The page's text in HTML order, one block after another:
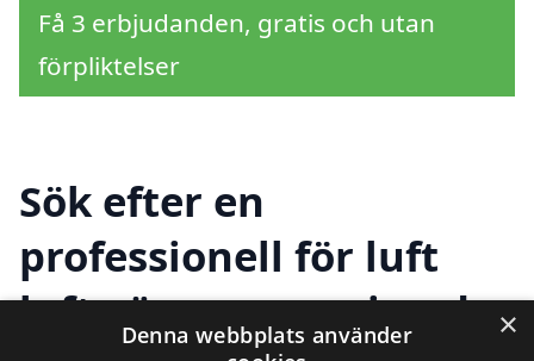
Få 3 erbjudanden, gratis och utan
förpliktelser
Sök efter en
professionell för luft
luft värmepump i andra
×
Denna webbplats använder